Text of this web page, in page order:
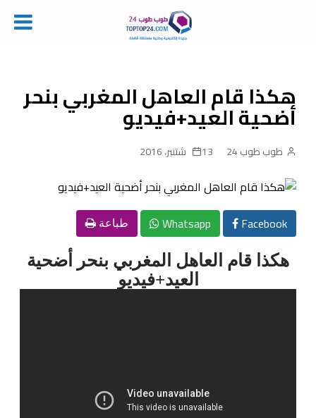
contentهكذا قام العاهل المغربي بنحر
أضحية العيد+فيديو
طوب طوب 24 13 شتنبر، 2016
Facebook
Whatsapp طباعة
هكذا قام العاهل المغربي بنحر أضحية
العيد+فيديو